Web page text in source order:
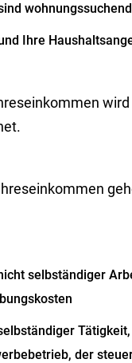
Ihre
selbständiger
der